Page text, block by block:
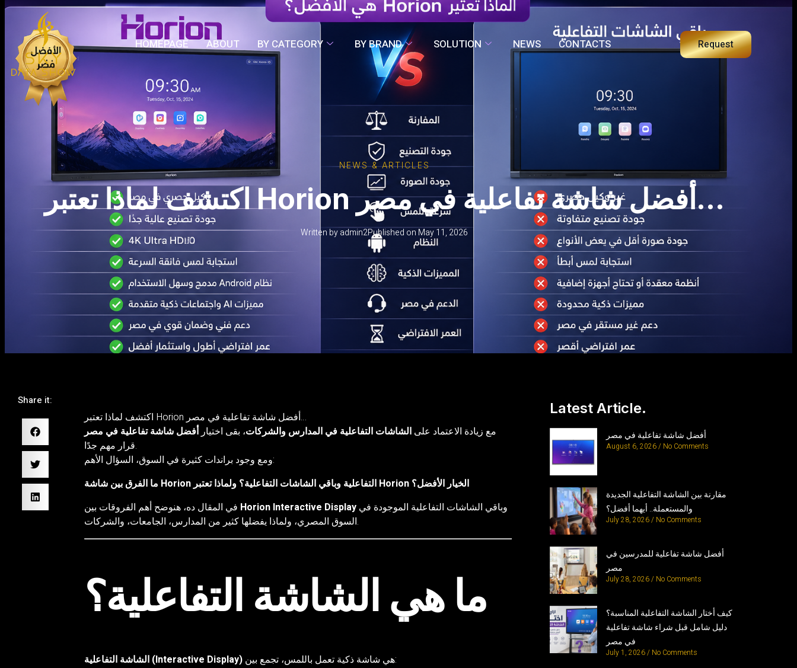
HOMEPAGE ABOUT BY CATEGORY BY BRAND SOLUTION NEWS CONTACTS Request
NEWS & ARTICLES
اكتشف لماذا تعتبر Horion أفضل شاشة تفاعلية في مصر…
Written byadmin2Published on May 11, 2026
Share it:
اكتشف لماذا تعتبر Horion أفضل شاشة تفاعلية في مصر…
مع زيادة الاعتماد على الشاشات التفاعلية في المدارس والشركات، بقى اختيارأفضل شاشة تفاعلية في مصر
قرار مهم جدًا.
ومع وجود براندات كثيرة في السوق، السؤال الأهم:
ما الفرق بين شاشة Horion التفاعلية وباقي الشاشات التفاعلية؟ ولماذا تعتبر Horion الخيار الأفضل؟
Horion Interactive Display
السوق المصري، ولماذا يفضلها كثير من المدارس، الجامعات، والشركات.
ما هي الشاشة التفاعلية؟
الشاشة التفاعلية (Interactive Display)
هي شاشة ذكية تعمل باللمس، تجمع بين:
Latest Article.
أفضل شاشة تفاعلية في مصر
August 6, 2026 No Comments
مقارنة بين الشاشة التفاعلية الجديدة
والمستعملة.. أيهما أفضل؟
July 28, 2026 No Comments
أفضل شاشة تفاعلية للمدرسين في
مصر
July 28, 2026 No Comments
كيف أختار الشاشة التفاعلية المناسبة؟
دليل شامل قبل شراء شاشة تفاعلية
في مصر
July 1, 2026 No Comments